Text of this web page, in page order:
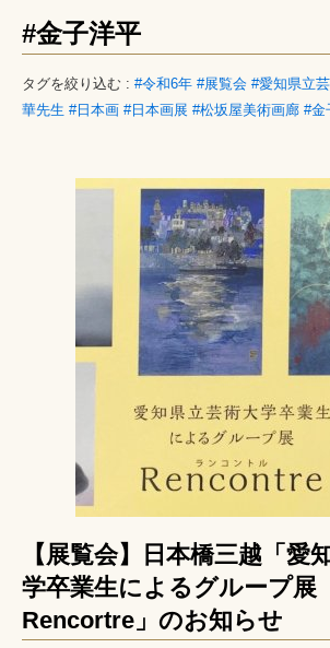
#金子洋平
タグを絞り込む : #令和6年 #展覧会 #愛知県立
華先生 #日本画 #日本画展 #松坂屋美術画廊 #金
【展覧会】日本橋三越「愛
学卒業生によるグループ展
Rencortre」のお知らせ